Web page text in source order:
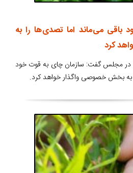
می ماند اما تصدی ها را به
کرد
در مجلس گفت: سازمان چای به قوت خود
به بخش خصوصی واگذار خواهد کرد.